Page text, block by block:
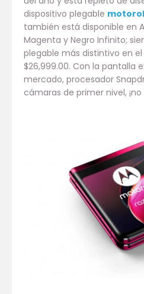
dispositivo plegable
también está disponible en
Magenta y Negro Infinito;
plegable más distintivo en
$26,999.00. Con la pantalla
mercado, procesador
cámaras de primer nivel,